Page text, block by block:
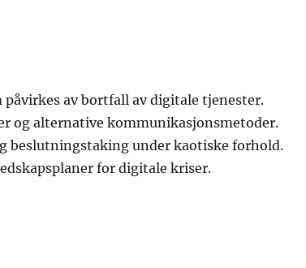
av bortfall av digitale tjenester.
og alternative kommunikasjonsmetoder.
beslutningstaking under kaotiske forhold.
for digitale kriser.